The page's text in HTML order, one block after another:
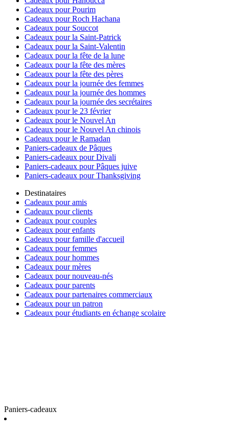
Cadeaux pour Pourim
Cadeaux pour Roch Hachana
Cadeaux pour Souccot
Cadeaux pour la Saint-Patrick
Cadeaux pour la Saint-Valentin
Cadeaux pour la fête de la lune
Cadeaux pour la fête des mères
Cadeaux pour la fête des pères
Cadeaux pour la journée des femmes
Cadeaux pour la journée des hommes
Cadeaux pour la journée des secrétaires
Cadeaux pour le 23 février
Cadeaux pour le Nouvel An
Cadeaux pour le Nouvel An chinois
Cadeaux pour le Ramadan
Paniers-cadeaux de Pâques
Paniers-cadeaux pour Divali
Paniers-cadeaux pour Pâques juive
Paniers-cadeaux pour Thanksgiving
Destinataires
Cadeaux pour amis
Cadeaux pour clients
Cadeaux pour couples
Cadeaux pour enfants
Cadeaux pour famille d'accueil
Cadeaux pour femmes
Cadeaux pour hommes
Cadeaux pour mères
Cadeaux pour nouveau-nés
Cadeaux pour parents
Cadeaux pour partenaires commerciaux
Cadeaux pour un patron
Cadeaux pour étudiants en échange scolaire
Paniers-cadeaux